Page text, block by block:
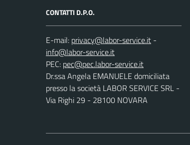
CONTATTI D.P.O.
E-mail:
-
PEC:
Dr.ssa Angela EMANUELE domiciliata
presso la società LABOR SERVICE SRL -
Via Righi 29 - 28100 NOVARA